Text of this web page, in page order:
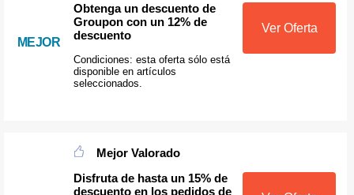
MEJOR
Obtenga un descuento de
Groupon con un 12% de
descuento
Condiciones: esta oferta sólo está
disponible en artículos
seleccionados.
Ver Oferta
Mejor Valorado
Disfruta de hasta un 15% de
descuento en los pedidos de